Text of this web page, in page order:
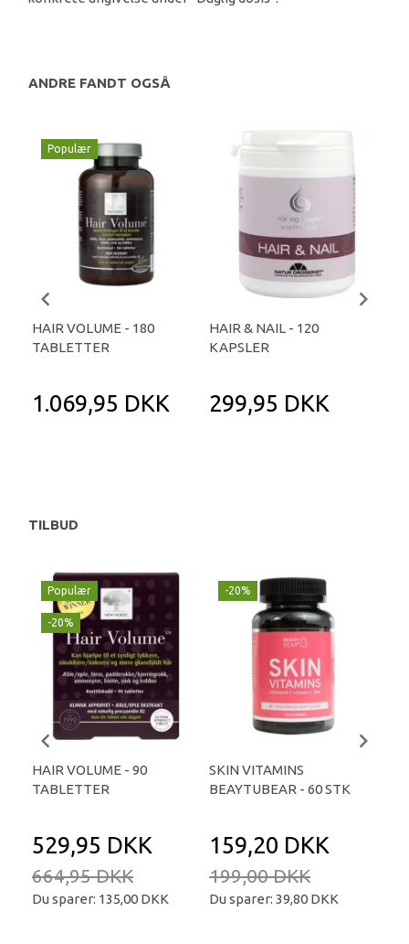
ANDRE FANDT OGSÅ
Populær
HAIR VOLUME - 180
TABLETTER
1.069,95 DKK
HAIR & NAIL - 120
KAPSLER
299,95 DKK
TILBUD
Populær
-20%
HAIR VOLUME - 90
TABLETTER
529,95 DKK
664,95 DKK
Du sparer: 135,00 DKK
-20%
SKIN VITAMINS
BEAYTUBEAR - 60 STK
159,20 DKK
199,00 DKK
Du sparer: 39,80 DKK